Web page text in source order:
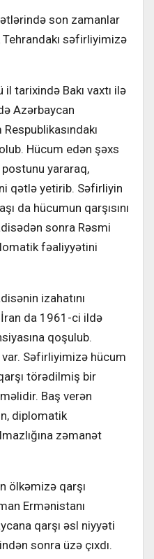
son zamanlar
səfirliyimizə
tarixində Bakı vaxtı ilə
Azərbaycan
Hücum edən şəxs
yararaq,
qətlə yetirib. Səfirliyin
da hücumun qarşısını
sonra Rəsmi
fəaliyyətini
izahatını
da 1961-ci ildə
qoşulub.
Səfirliyimizə hücum
törədilmiş bir
Baş verən
diplomatik
zəmanət
ölkəmizə qarşı
Ermənistanı
qarşı əsl niyyəti
sonra üzə çıxdı.